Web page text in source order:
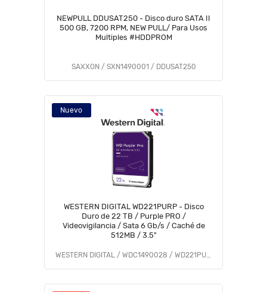
NEWPULL DDUSAT250 - Disco duro SATA II
500 GB, 7200 RPM, NEW PULL/ Para Usos
Multiples #HDDPROM
SAXXON / SXN1490001 / DDUSAT250
Nuevo
WESTERN DIGITAL WD221PURP - Disco
Duro de 22 TB / Purple PRO /
Videovigilancia / Sata 6 Gb/s / Caché de
512MB / 3.5"
WESTERN DIGITAL / WDC1490028 / WD221PURP